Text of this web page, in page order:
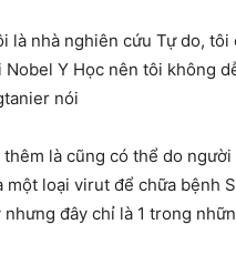
là nhà nghiên cứu Tự do, tôi
Y Học nên tôi không
nói
là cũng có thể do người
một loại virut để chữa bệnh
nhưng đây chỉ là 1 trong